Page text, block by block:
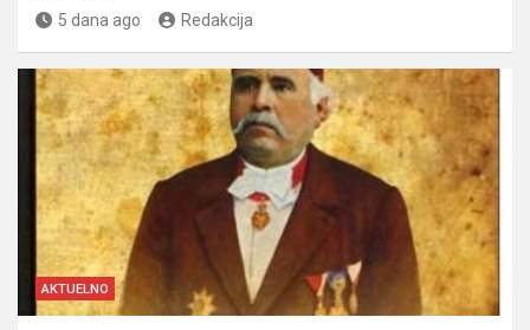
5 dana ago Redakcija
AKTUELNO